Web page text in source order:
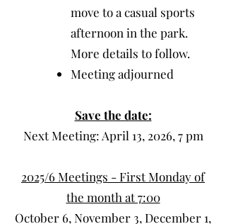
move to a casual sports
afternoon in the park.
More details to follow.
Meeting adjourned​
Save the date:
Next Meeting: April 13, 2026, 7 pm
2025/6 Meetings - First Monday of
the month at 7:00
October 6, November 3, December 1,